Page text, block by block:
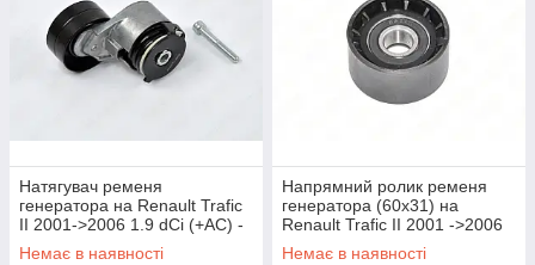
Натягувач ременя
генератора на Renault Trafic
II 2001->2006 1.9 dCi (+AC) -
Engi (Польща) - XM816
Немає в наявності
Напрямний ролик ременя
генератора (60х31) на
Renault Trafic II 2001 ->2006
1.9dCi - Solgy - 110153
Немає в наявності